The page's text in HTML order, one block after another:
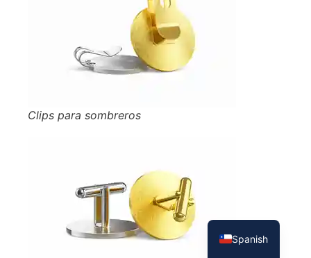
Clips para sombreros
Spanish